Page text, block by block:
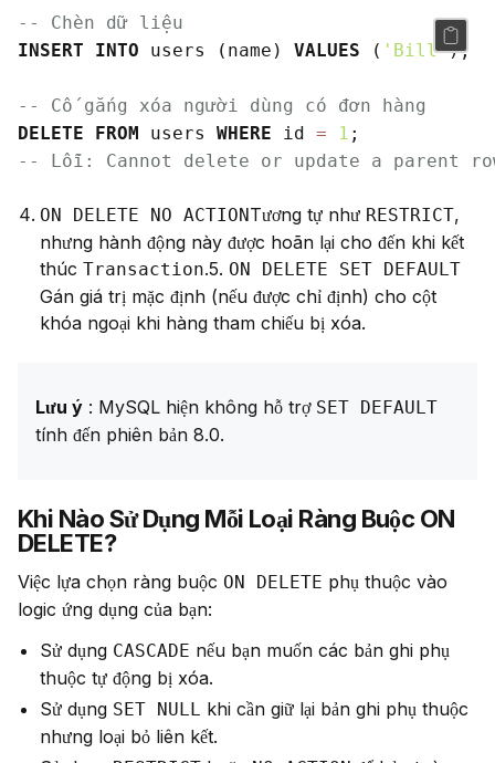
-- Chèn dữ liệu
INSERT
INTO users (name) VALUES ( 'Bill');
-- Cố gắng xóa người dùng có đơn hàng
DELETE
FROM users WHERE id = 1
-- Lỗi: Cannot delete or update a parent
ON DELETE NO ACTIONTương tự như RESTRICT,
nhưng hành động này được hoãn lại cho đến khi kết
thúc Transaction.5. ON DELETE SET DEFAULT
Gán giá trị mặc định (nếu được chỉ định) cho cột
khóa ngoại khi hàng tham chiếu bị xóa.
Lưu ý : MySQL hiện không hỗ trợ SET DEFAULT
tính đến phiên bản 8.0.
Khi Nào Sử Dụng Mỗi Loại Ràng Buộc ON
DELETE?
Việc lựa chọn ràng buộc ON DELETE phụ thuộc vào
logic ứng dụng của bạn:
Sử dụng CASCADE nếu bạn muốn các bản ghi phụ
thuộc tự động bị xóa.
Sử dụng SET NULL khi cần giữ lại bản ghi phụ thuộc
nhưng loại bỏ liên kết.